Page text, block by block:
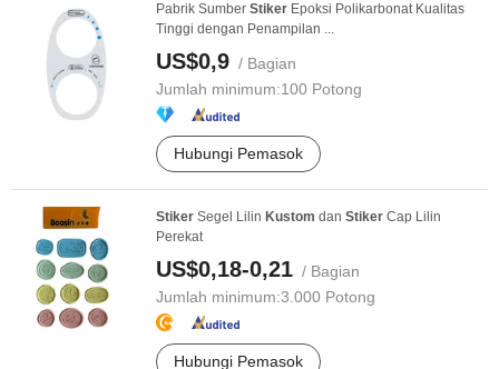
Pabrik Sumber Stiker Epoksi Polikarbonat Kualitas
Tinggi dengan Penampilan ...
US$0,9 / Bagian
Jumlah minimum:100 Potong
Hubungi Pemasok
Stiker Segel Lilin Kustom dan Stiker Cap Lilin
Perekat
US$0,18-0,21 / Bagian
Jumlah minimum:3.000 Potong
Hubungi Pemasok